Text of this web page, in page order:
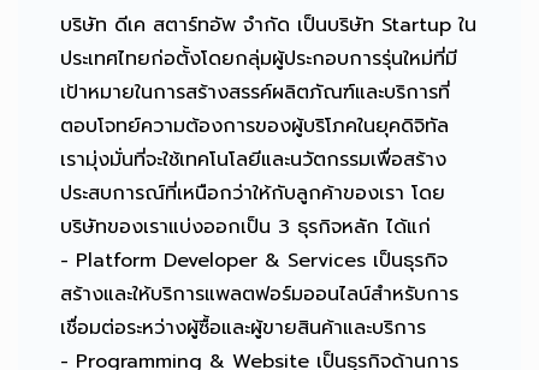
บริษัท ดีเค สตาร์ทอัพ จำกัด เป็นบริษัท Startup ใน
ประเทศไทยก่อตั้งโดยกลุ่มผู้ประกอบการรุ่นใหม่ที่มี
เป้าหมายในการสร้างสรรค์ผลิตภัณฑ์และบริการที่
ตอบโจทย์ความต้องการของผู้บริโภคในยุคดิจิทัล
เรามุ่งมั่นที่จะใช้เทคโนโลยีและนวัตกรรมเพื่อสร้าง
ประสบการณ์ที่เหนือกว่าให้กับลูกค้าของเรา โดย
บริษัทของเราแบ่งออกเป็น 3 ธุรกิจหลัก ได้แก่
- Platform Developer & Services เป็นธุรกิจ
สร้างและให้บริการแพลตฟอร์มออนไลน์สำหรับการ
เชื่อมต่อระหว่างผู้ซื้อและผู้ขายสินค้าและบริการ
- Programming & Website เป็นธุรกิจด้านการ